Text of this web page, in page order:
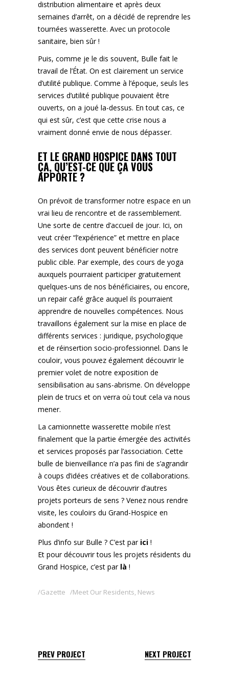
distribution alimentaire et après deux
semaines d’arrêt, on a décidé de reprendre les
tournées wasserette. Avec un protocole
sanitaire, bien sûr !
Puis, comme je le dis souvent, Bulle fait le
travail de l’État. On est clairement un service
d’utilité publique. Comme à l’époque, seuls les
services d’utilité publique pouvaient être
ouverts, on a joué la-dessus. En tout cas, ce
qui est sûr, c’est que cette crise nous a
vraiment donné envie de nous dépasser.
ET LE GRAND HOSPICE DANS TOUT
ÇA, QU’EST-CE QUE ÇA VOUS
APPORTE ?
On prévoit de transformer notre espace en un
vrai lieu de rencontre et de rassemblement.
Une sorte de centre d’accueil de jour. Ici, on
veut créer “l’expérience” et mettre en place
des services dont peuvent bénéficier notre
public cible. Par exemple, des cours de yoga
auxquels pourraient participer gratuitement
quelques-uns de nos bénéficiaires, ou encore,
un repair café grâce auquel ils pourraient
apprendre de nouvelles compétences. Nous
travaillons également sur la mise en place de
différents services : juridique, psychologique
et de réinsertion socio-professionnel. Dans le
couloir, vous pouvez également découvrir le
premier volet de notre exposition de
sensibilisation au sans-abrisme. On développe
plein de trucs et on verra où tout cela va nous
mener.
La camionnette wasserette mobile n’est
finalement que la partie émergée des activités
et services proposés par l’association. Cette
bulle de bienveillance n’a pas fini de s’agrandir
à coups d’idées créatives et de collaborations.
Vous êtes curieux de découvrir d’autres
projets porteurs de sens ? Venez nous rendre
visite, les couloirs du Grand-Hospice en
abondent !
Plus d’info sur Bulle ? C’est par ici !
Et pour découvrir tous les projets résidents du
Grand Hospice, c’est par là !
Gazette Meet Our Residents, News
PREV PROJECT NEXT PROJECT